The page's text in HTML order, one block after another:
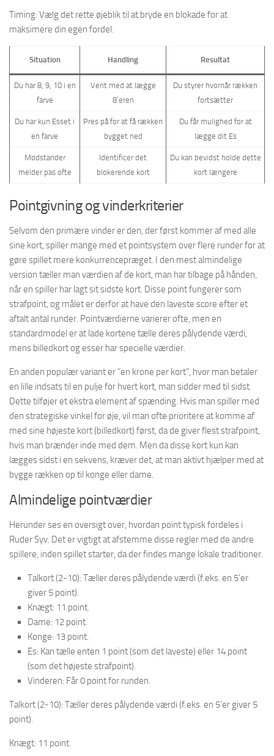
Timing: Vælg det rette øjeblik til at bryde en blokade for at
maksimere din egen fordel.
Situation Handling Resultat
Du har 8, 9, 10 i en
farve
Vent med at lægge
8’eren
Du styrer hvornår rækken
fortsætter
Du har kun Esset i
en farve
Pres på for at få rækken
bygget ned
Du får mulighed for at
lægge dit Es
Modstander
melder pas ofte
Identificer det
blokerende kort
Du kan bevidst holde dette
kort længere
Pointgivning og vinderkriterier
Selvom den primære vinder er den, der først kommer af med alle
sine kort, spiller mange med et pointsystem over flere runder for at
gøre spillet mere konkurrencepræget. I den mest almindelige
version tæller man værdien af de kort, man har tilbage på hånden,
når en spiller har lagt sit sidste kort. Disse point fungerer som
strafpoint, og målet er derfor at have den laveste score efter et
aftalt antal runder. Pointværdierne varierer ofte, men en
standardmodel er at lade kortene tælle deres pålydende værdi,
mens billedkort og esser har specielle værdier.
En anden populær variant er “en krone per kort”, hvor man betaler
en lille indsats til en pulje for hvert kort, man sidder med til sidst.
Dette tilføjer et ekstra element af spænding. Hvis man spiller med
den strategiske vinkel for øje, vil man ofte prioritere at komme af
med sine højeste kort (billedkort) først, da de giver flest strafpoint,
hvis man brænder inde med dem. Men da disse kort kun kan
lægges sidst i en sekvens, kræver det, at man aktivt hjælper med at
bygge rækken op til konge eller dame.
Almindelige pointværdier
Herunder ses en oversigt over, hvordan point typisk fordeles i
Ruder Syv. Det er vigtigt at afstemme disse regler med de andre
spillere, inden spillet starter, da der findes mange lokale traditioner.
Talkort (2-10): Tæller deres pålydende værdi (f.eks. en 5’er
giver 5 point).
Knægt: 11 point.
Dame: 12 point.
Konge: 13 point.
Es: Kan tælle enten 1 point (som det laveste) eller 14 point
(som det højeste strafpoint).
Vinderen: Får 0 point for runden.
Talkort (2-10): Tæller deres pålydende værdi (f.eks. en 5’er giver 5
point).
Knægt: 11 point.